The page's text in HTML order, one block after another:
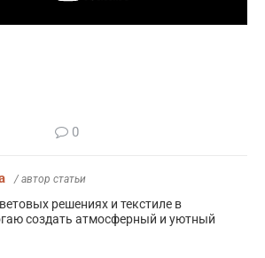
0
/ автор статьи
решениях и текстиле в
создать атмосферный и уютный